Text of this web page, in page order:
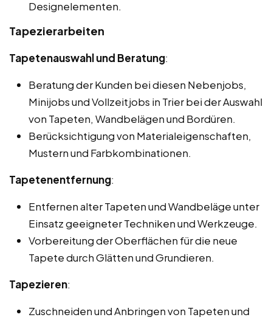
Designelementen.
Tapezierarbeiten
Tapetenauswahl und Beratung:
Beratung der Kunden bei diesen Nebenjobs,
Minijobs und Vollzeitjobs in Trier bei der Auswahl
von Tapeten, Wandbelägen und Bordüren.
Berücksichtigung von Materialeigenschaften,
Mustern und Farbkombinationen.
Tapetenentfernung:
Entfernen alter Tapeten und Wandbeläge unter
Einsatz geeigneter Techniken und Werkzeuge.
Vorbereitung der Oberflächen für die neue
Tapete durch Glätten und Grundieren.
Tapezieren:
Zuschneiden und Anbringen von Tapeten und